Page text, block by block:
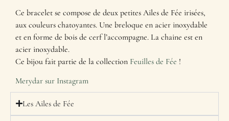
Ce bracelet se compose de deux petites Ailes de Fée irisées,
aux couleurs chatoyantes. Une breloque en acier inoxydable
et en forme de bois de cerf l’accompagne. La chaine est en
acier inoxydable.
Ce bijou fait partie de la collection Feuilles de Fée !
Merydar sur Instagram
Les Ailes de Fée